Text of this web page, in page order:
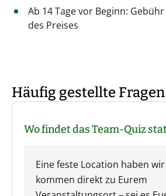
Ab 14 Tage vor Beginn:
des Preises
Häufig gestellte Fragen
Wo findet das Team-Quiz
Eine feste Location haben
kommen direkt zu Eurem